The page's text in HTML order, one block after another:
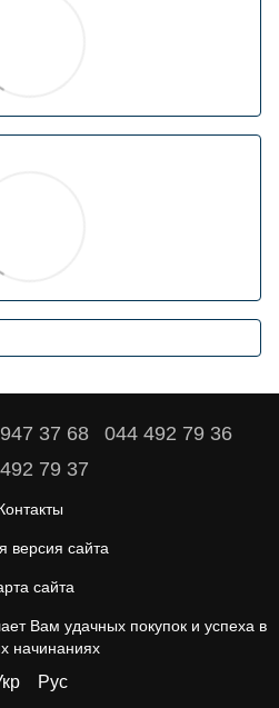
37 68
044 492 79 36
79 37
версия сайта
сайта
Вам удачных покупок и успеха в
начинаниях
Рус